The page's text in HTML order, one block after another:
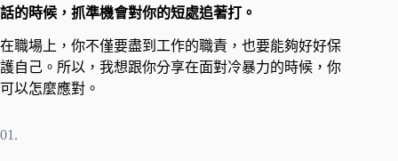
話的時候，抓準機會對你的短處追著打。
在職場上，你不僅要盡到工作的職責，也要能夠好好保
護自己。所以，我想跟你分享在面對冷暴力的時候，你
可以怎麼應對。
01.